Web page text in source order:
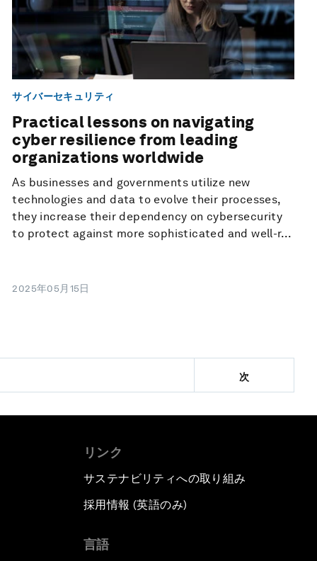
サイバーセキュリティ
Practical lessons on navigating
cyber resilience from leading
organizations worldwide
As businesses and governments utilize new
technologies and data to evolve their processes,
they increase their dependency on cybersecurity
to protect against more sophisticated and well-r...
2025年05月15日
次
リンク
サステナビリティへの取り組み
採用情報 (英語のみ)
言語